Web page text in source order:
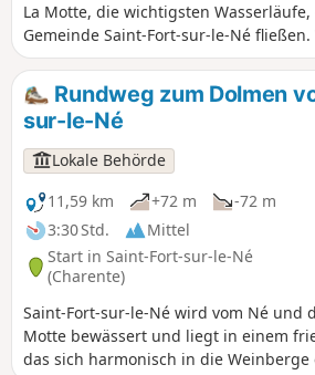
La Motte, die wichtigsten
Gemeinde Saint-Fort-sur-le-Né
Stellen aus hat man einen herrlichen
Dolmen, die Weinberge, die
Champagne und die umliegenden
bietet die Möglichkeit, unterschiedliche
Rundweg zum Dolmen
sur-le-Né
Lokale Behörde
11,59 km
+72 m
-72 m
3:30 Std.
Mittel
Start in Saint-Fort-sur-le-Né
(Charente)
Saint-Fort-sur-le-Né wird vom Né und
Motte bewässert und liegt in einem
das sich harmonisch in die